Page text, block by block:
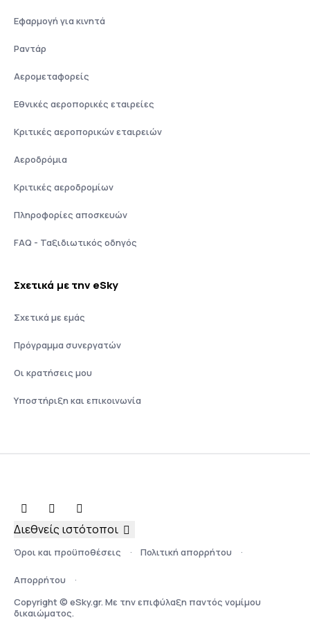
Εφαρμογή για κινητά
Ραντάρ
Αερομεταφορείς
Εθνικές αεροπορικές εταιρείες
Κριτικές αεροπορικών εταιρειών
Αεροδρόμια
Κριτικές αεροδρομίων
Πληροφορίες αποσκευών
FAQ - Ταξιδιωτικός οδηγός
Σχετικά με την eSky
Σχετικά με εμάς
Πρόγραμμα συνεργατών
Οι κρατήσεις μου
Υποστήριξη και επικοινωνία
Όροι και προϋποθέσεις Πολιτική απορρήτου
Απορρήτου
Copyright © eSky.gr. Με την επιφύλαξη παντός νομίμου
δικαιώματος.
Διεθνείς ιστότοποι